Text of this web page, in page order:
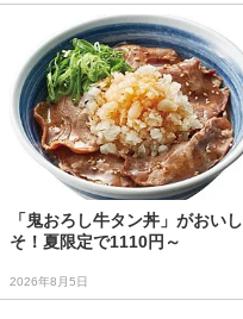
「鬼おろし牛タン丼」がおいし
そ！夏限定で1110円～
2026年8月5日